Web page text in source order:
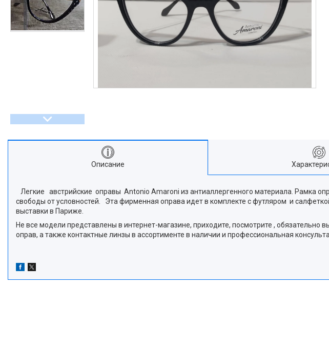
Описание
Легкие австрийские оправы Antonio Amaroni из антиаллергенного материала. Рамка
свободы от условностей. Эта фирменная оправа идет в комплекте с футляром и
выставки в Париже.
Не все модели представлены в интернет-магазине, приходите, посмотрите ,
оправ, а также контактные линзы в ассортименте в наличии и профессиональная